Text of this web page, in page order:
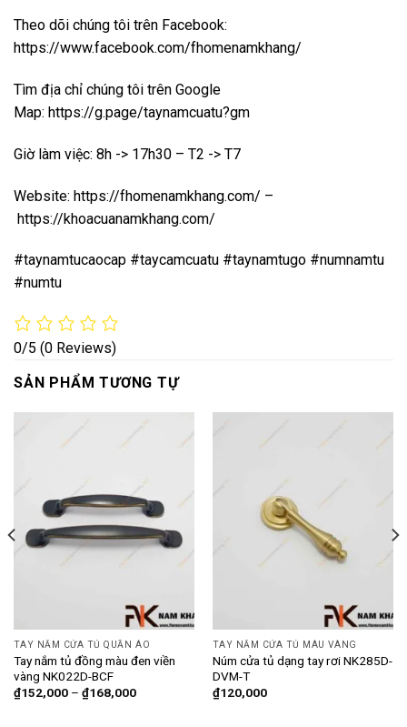
Theo dõi chúng tôi trên Facebook:
https://www.facebook.com/fhomenamkhang/
Tìm địa chỉ chúng tôi trên Google
Map: https://g.page/taynamcuatu?gm
Giờ làm việc: 8h -> 17h30 – T2 -> T7
Website: https://fhomenamkhang.com/ –
https://khoacuanamkhang.com/
#taynamtucaocap #taycamcuatu #taynamtugo #numnamtu
#numtu
0/5 (0 Reviews)
SẢN PHẨM TƯƠNG TỰ
TAY NẮM CỬA TỦ QUẦN ÁO
Tay nắm tủ đồng màu đen viền
vàng NK022D-BCF
₫152,000– ₫168,000
TAY NẮM CỬA TỦ MÀU VÀNG
Núm cửa tủ dạng tay rơi NK285D-
DVM-T
₫120,000